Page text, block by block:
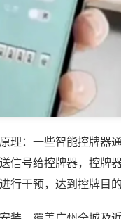
理：一些智能控牌器
信号给控牌器，控牌
行干预，达到控牌目的